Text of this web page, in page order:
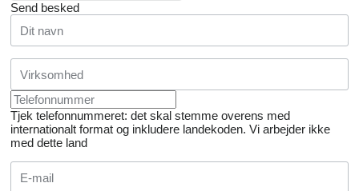
Send besked
Tjek telefonnummeret: det skal stemme overens med
internationalt format og inkludere landekoden. Vi arbejder ikke
med dette land